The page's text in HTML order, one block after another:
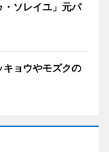
ソレイユ」元パ
ョウやモズクの